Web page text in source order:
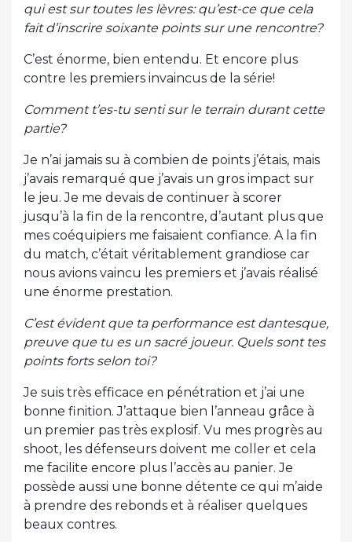
qui est sur toutes les lèvres: qu’est-ce que cela
fait d’inscrire soixante points sur une rencontre?
C’est énorme, bien entendu. Et encore plus
contre les premiers invaincus de la série!
Comment t’es-tu senti sur le terrain durant cette
partie?
Je n’ai jamais su à combien de points j’étais, mais
j’avais remarqué que j’avais un gros impact sur
le jeu. Je me devais de continuer à scorer
jusqu’à la fin de la rencontre, d’autant plus que
mes coéquipiers me faisaient confiance. A la fin
du match, c’était véritablement grandiose car
nous avions vaincu les premiers et j’avais réalisé
une énorme prestation.
C’est évident que ta performance est dantesque,
preuve que tu es un sacré joueur. Quels sont tes
points forts selon toi?
Je suis très efficace en pénétration et j’ai une
bonne finition. J’attaque bien l’anneau grâce à
un premier pas très explosif. Vu mes progrès au
shoot, les défenseurs doivent me coller et cela
me facilite encore plus l’accès au panier. Je
possède aussi une bonne détente ce qui m’aide
à prendre des rebonds et à réaliser quelques
beaux contres.